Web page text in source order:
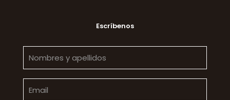
Escríbenos